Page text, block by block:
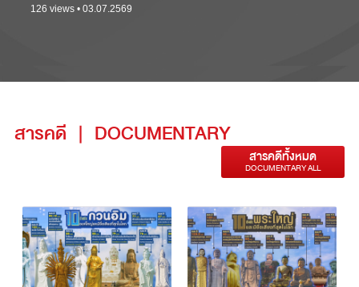
126 views • 03.07.2569
สารคดี | DOCUMENTARY
สารคดีทั้งหมด
DOCUMENTARY ALL